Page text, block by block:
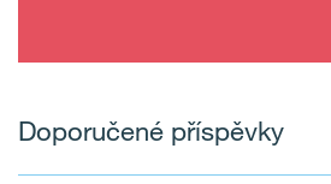
Doporučené příspěvky